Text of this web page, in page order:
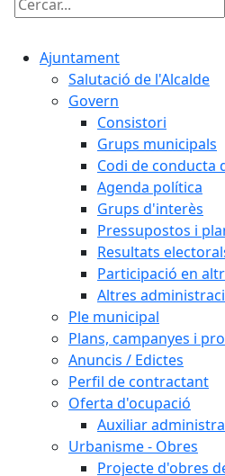
Cercar:
Ajuntament
Salutació de l'Alcalde
Govern
Consistori
Grups municipals
Codi de conducta
Agenda política
Grups d'interès
Pressupostos i
Resultats
Participació en
Altres
Ple municipal
Plans, campanyes i
Anuncis / Edictes
Perfil de contractant
Oferta d'ocupació
Auxiliar
Urbanisme - Obres
Projecte d'obres